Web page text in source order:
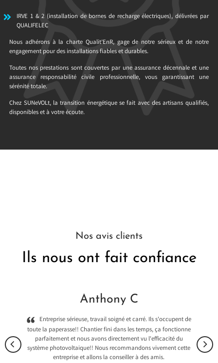
IRVE 1 & 2 (installation de bornes de recharge électriques), délivrées par
QUALIFELEC
Nous adhérons à la charte Qualit’EnR, gage de notre sérieux et de notre
engagement pour des installations fiables et durables.
Toutes nos prestations sont couvertes par une assurance décennale et une
assurance responsabilité civile professionnelle, vous garantissant une
sérénité totale.
Chez SUNeVOLt, la transition énergétique se fait avec des artisans qualifiés,
disponibles et à votre écoute.
Nos avis clients
Ils nous ont fait confiance
Anthony C
Entreprise sérieuse, travail soigné et carré. Ils s'occupent de
toute la paperasse!! Chantier fini dans les temps, ça fonctionne
parfaitement et nous avons directement vu l'efficacité du
système photovoltaique!! Nous recommandons vivement cette
entreprise et allons la conseiller à des amis.